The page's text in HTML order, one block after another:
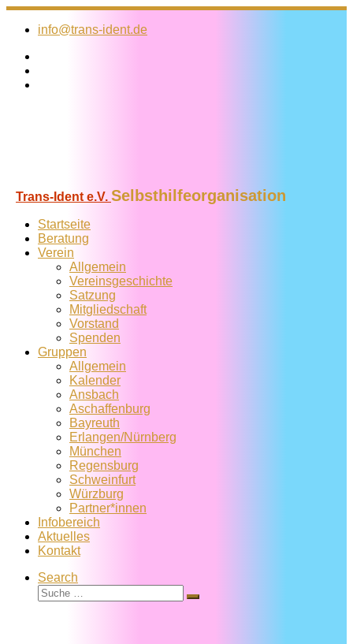
Zum
Inhalt
info@trans-ident.de
Trans-Ident e.V. Selbsthilfeorganisation
Startseite
Beratung
Verein
Allgemein
Vereins­geschichte
Satzung
Mitglied­schaft
Vorstand
Spenden
Gruppen
Allgemein
Kalender
Ansbach
Aschaffenburg
Bayreuth
Erlangen/Nürnberg
München
Regensburg
Schweinfurt
Würzburg
Partner*innen
Infobereich
Aktuelles
Kontakt
Search
Suche
Suche